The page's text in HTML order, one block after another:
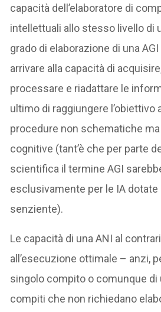
capacità dell’elaboratore di
intellettuali allo stesso livello di
grado di elaborazione di una
arrivare alla capacità di
processare e riadattare le
ultimo di raggiungere l’obiettivo
procedure non schematiche
cognitive (tant’è che per parte
scientifica il termine AGI
esclusivamente per le IA dotate
senziente).
Le capacità di una ANI al
all’esecuzione ottimale – anzi,
singolo compito o comunque di
compiti che non richiedano